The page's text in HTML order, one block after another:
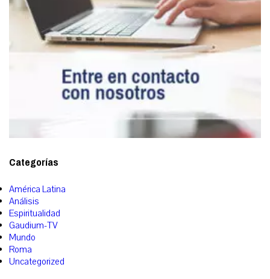
Categorías
América Latina
Análisis
Espiritualidad
Gaudium-TV
Mundo
Roma
Uncategorized